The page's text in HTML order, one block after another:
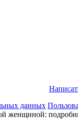
данных
женщиной: